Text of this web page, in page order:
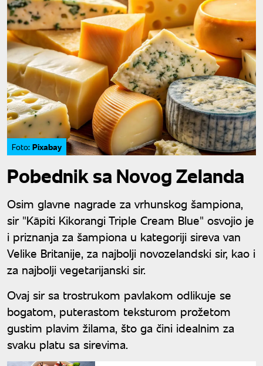
Foto: Pixabay
Pobednik sa Novog Zelanda
Osim glavne nagrade za vrhunskog šampiona,
sir "Kāpiti Kikorangi Triple Cream Blue" osvojio je
i priznanja za šampiona u kategoriji sireva van
Velike Britanije, za najbolji novozelandski sir, kao i
za najbolji vegetarijanski sir.
Ovaj sir sa trostrukom pavlakom odlikuje se
bogatom, puterastom teksturom prožetom
gustim plavim žilama, što ga čini idealnim za
svaku platu sa sirevima.